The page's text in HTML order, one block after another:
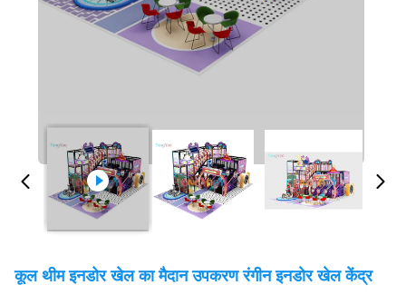
कूल थीम इनडोर खेल का मैदान उपकरण रंगीन इनडोर खेल केंद्र